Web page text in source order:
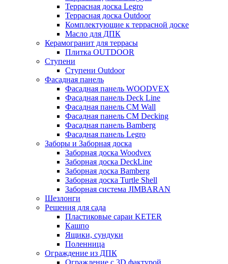
Террасная доска Legro
Террасная доска Outdoor
Комплектующие к террасной доске
Масло для ДПК
Керамогранит для террасы
Плитка OUTDOOR
Ступени
Ступени Outdoor
Фасадная панель
Фасадная панель WOODVEX
Фасадная панель Deck Line
Фасадная панель CM Wall
Фасадная панель CM Decking
Фасадная панель Bamberg
Фасадная панель Legro
Заборы и Заборная доска
Заборная доска Woodvex
Заборная доска DeckLine
Заборная доска Bamberg
Заборная доска Turtle Shell
Заборная система JIMBARAN
Шезлонги
Решения для сада
Пластиковые сараи KETER
Кашпо
Ящики, сундуки
Поленница
Ограждение из ДПК
Ограждение с 3D фактурой